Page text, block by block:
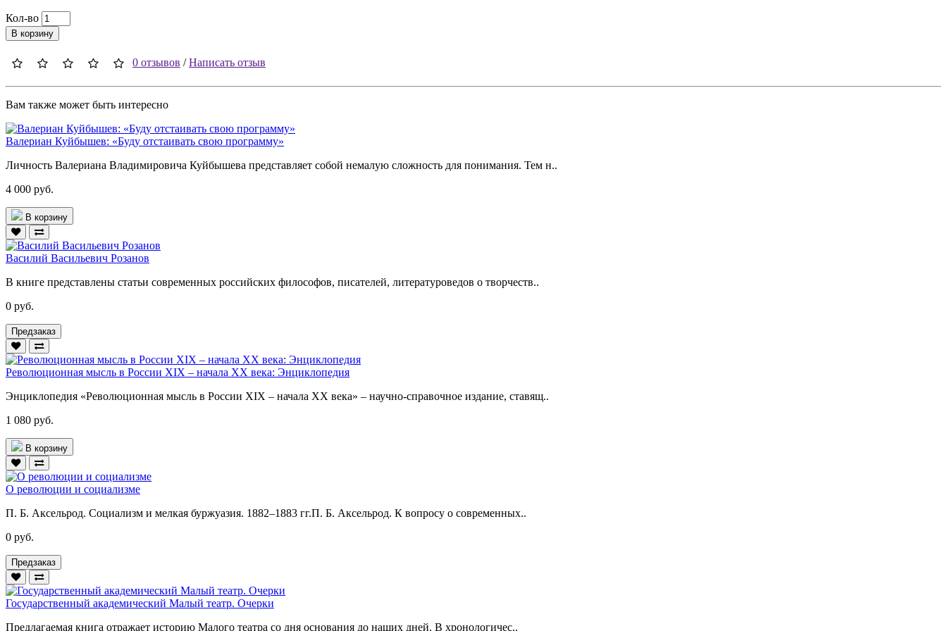
Кол-во
В корзину
0 отзывов /Написать отзыв
Вам также может быть интересно
Валериан Куйбышев: «Буду отстаивать свою программу»
Личность Валериана Владимировича Куйбышева представляет собой немалую сложность для понимания. Тем н..
4 000 руб.
В корзину
Василий Васильевич Розанов
В книге представлены статьи современных российских философов, писателей, литературоведов о творчеств..
0 руб.
Предзаказ
Революционная мысль в России XIX – начала XX века: Энциклопедия
Энциклопедия «Революционная мысль в России XIX – начала XX века» – научно-справочное издание, ставящ..
1 080 руб.
В корзину
О революции и социализме
П. Б. Аксельрод. Социализм и мелкая буржуазия. 1882–1883 гг.П. Б. Аксельрод. К вопросу о современных..
0 руб.
Предзаказ
Государственный академический Малый театр. Очерки
Предлагаемая книга отражает историю Малого театра со дня основания до наших дней. В хронологичес..